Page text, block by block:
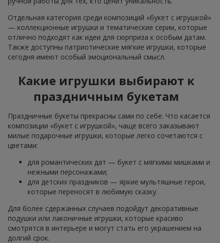
Отдельная категория среди композиций «букет с игрушкой»
— коллекционные игрушки и тематические серии, которые
отлично подходят как идеи для сюрприза к особым датам.
Также доступны патриотические мягкие игрушки, которые
сегодня имеют особый эмоциональный смысл.
Какие игрушки выбирают к
праздничным букетам
Праздничные букеты прекрасны сами по себе. Что касается
композиции «букет с игрушкой», чаще всего заказывают
милые подарочные игрушки, которые легко сочетаются с
цветами:
для романтических дат — букет с мягкими мишками и
нежными персонажами;
для детских праздников — яркие мультяшные герои,
которые переносят в любимую сказку.
Для более сдержанных случаев подойдут декоративные
подушки или лаконичные игрушки, которые красиво
смотрятся в интерьере и могут стать его украшением на
долгий срок.